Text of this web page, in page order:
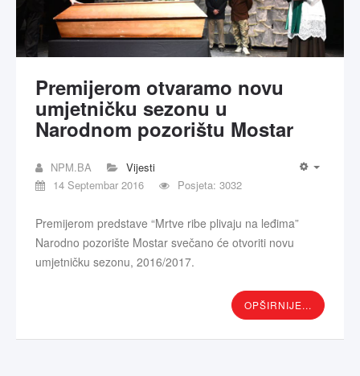
Premijerom otvaramo novu
umjetničku sezonu u
Narodnom pozorištu Mostar
NPM.BA
Vijesti
14 Septembar 2016
Posjeta: 3032
Premijerom predstave “Mrtve ribe plivaju na leđima”
Narodno pozorište Mostar svečano će otvoriti novu
umjetničku sezonu, 2016/2017.
OPŠIRNIJE...